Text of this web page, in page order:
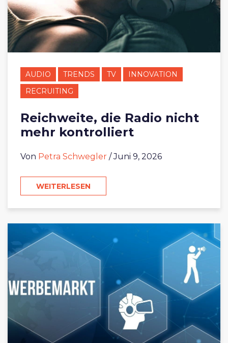
AUDIO TRENDS TV
INNOVATION
RECRUITING
Reichweite, die Radio nicht
mehr kontrolliert
Von Petra Schwegler / Juni 9, 2026
WEITERLESEN